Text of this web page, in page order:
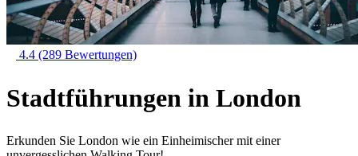
4.4 (289 Bewertungen)
Stadtführungen in London
Erkunden Sie London wie ein Einheimischer mit einer